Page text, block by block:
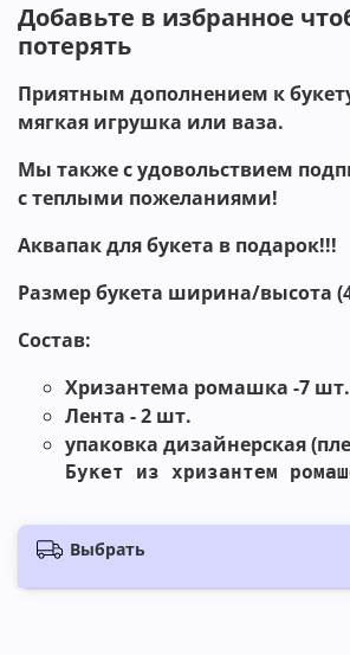
Добавьте в избранное
потерять ️
Приятным дополнением к
мягкая игрушка или ваза.
Мы также с удовольствием
с теплыми пожеланиями!
Аквапак для букета в подарок!!!
Размер букета ширина/высота
Состав:
Хризантема ромашка -7 шт.
Лента - 2 шт.
упаковка дизайнерская
Букет из хризантем
Выбрать